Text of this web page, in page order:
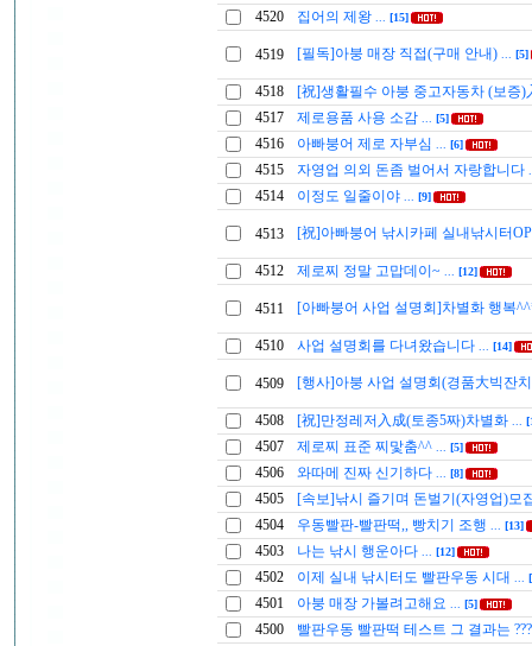
4520 집어의 제왕 [15]
4519 [필독]아붕 매장 직접(구매 안내) [5]
4518
[祝]생활필수 아붕 중고자동차 (보증
4517
제로용품 사용 소감 [5]
4516 아빠붕어 제로 자부심 [6]
4515 자영업 의외 돈좀 벌어서 자랑합니다
4514 이정도 일줄이야 [9]
4513 [祝]아빠붕어 낚시카페 실내낚시터
4512 제로찌 정말 고맙데이~ [12]
4511 [아빠붕어 사업 설명회]차별화 행복
4510 사업 설명회를 다녀왔습니다 [14]
4509 [행사]아붕 사업 설명회(경품大빅잔
4508 [祝]만정레저入成(토종5짜)차별화
4507 제로찌 표준 찌맟춤^^ [5]
4506 와따메 진짜 신기하다 [8]
4505
[속보]낚시 즐기며 돈벌기(자영업)모
4504
우동빨판-빨판떡,, 빵치기 조행 [13]
4503 나는 낚시 행운아다 [12]
4502 이제 실내 낚시터도 빨판우동 시대
4501 아붕 매장 가볼려고해요 [5]
4500
빨판우동 빨판떡 테스트 그 결과는